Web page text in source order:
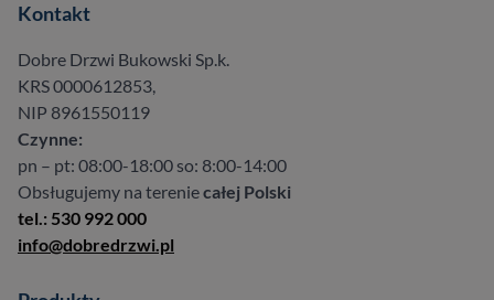
Kontakt
Dobre Drzwi Bukowski Sp.k.
KRS 0000612853,
NIP 8961550119
Czynne:
pn – pt: 08:00-18:00 so: 8:00-14:00
Obsługujemy na tereniecałej Polski
tel.: 530 992 000
info@dobredrzwi.pl